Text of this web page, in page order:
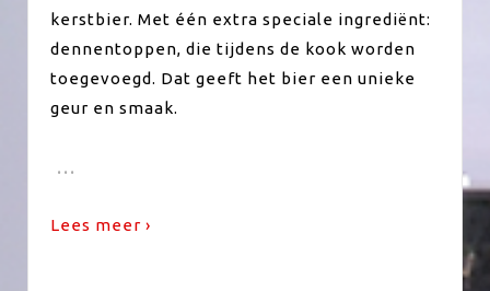
kerstbier. Met één extra speciale ingrediënt:
dennentoppen, die tijdens de kook worden
toegevoegd. Dat geeft het bier een unieke
geur en smaak.
…
Lees meer ›